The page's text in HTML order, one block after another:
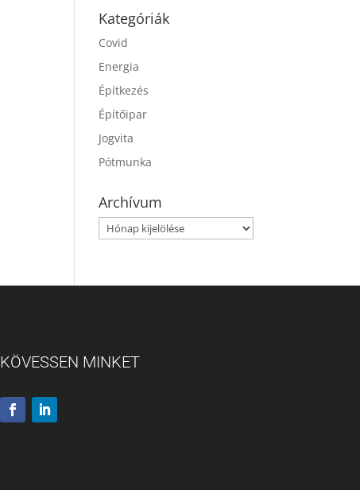
Kategóriák
Covid
Energia
Építkezés
Építőipar
Jogvita
Pótmunka
Archívum
Archívum
KÖVESSEN MINKET